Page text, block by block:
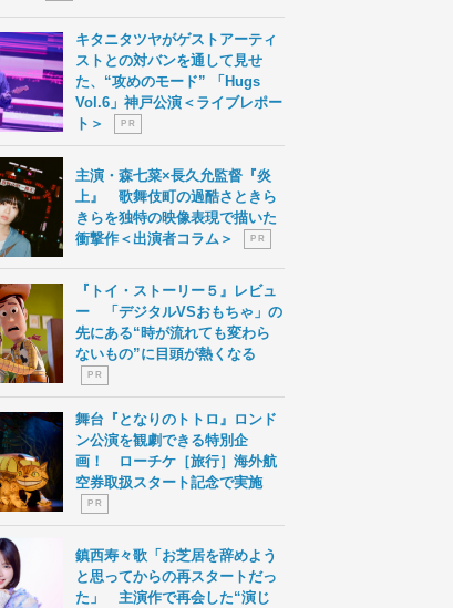
キタニタツヤがゲストアーティ
ストとの対バンを通して見せ
た、“攻めのモード” 「Hugs
Vol.6」神戸公演＜ライブレポー
ト＞
P R
主演・森七菜×長久允監督『炎
上』 歌舞伎町の過酷さときら
きらを独特の映像表現で描いた
衝撃作＜出演者コラム＞
P R
『トイ・ストーリー５』レビュ
ー 「デジタルVSおもちゃ」の
先にある“時が流れても変わら
ないもの”に目頭が熱くなる
P R
舞台『となりのトトロ』ロンド
ン公演を観劇できる特別企
画！ ローチケ［旅行］海外航
空券取扱スタート記念で実施
P R
鎮西寿々歌「お芝居を辞めよう
と思ってからの再スタートだっ
た」 主演作で再会した“演じ